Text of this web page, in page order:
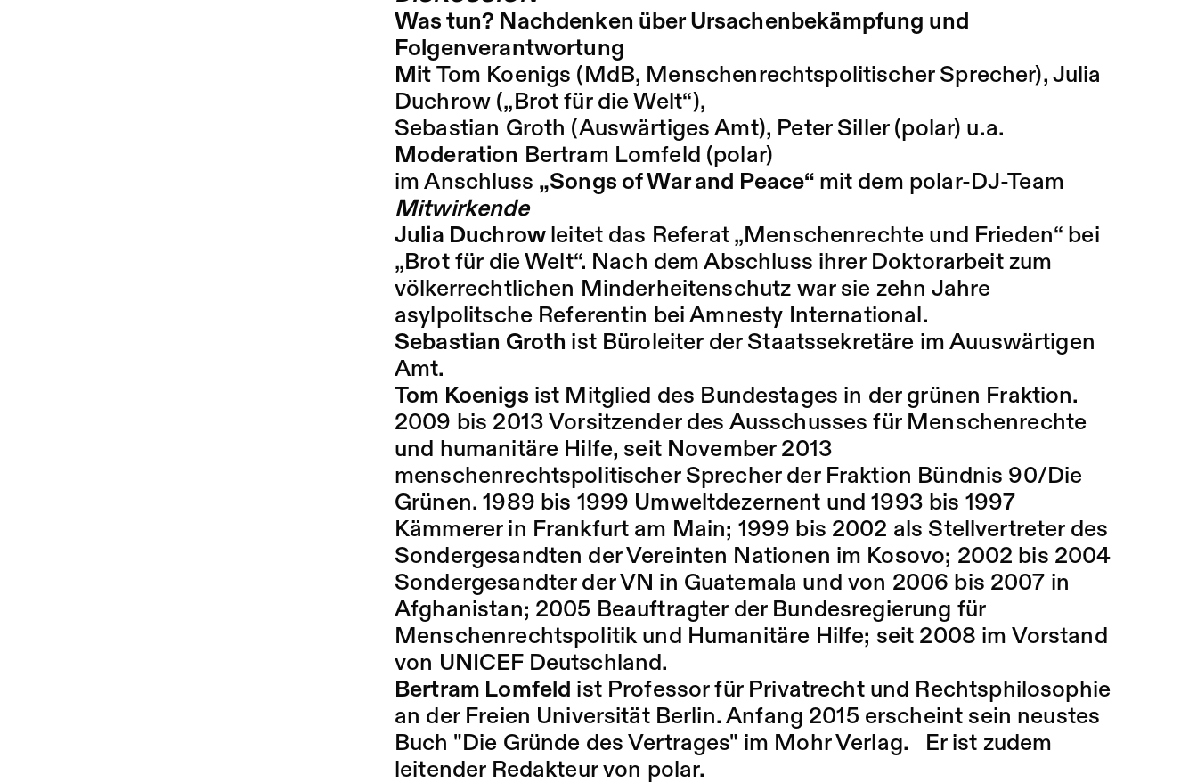
Was tun? Nachdenken über Ursachenbekämpfung und
Folgenverantwortung
Mit Tom Koenigs (MdB, Menschenrechtspolitischer Sprecher), Julia
Duchrow („Brot für die Welt“),
Sebastian Groth (Auswärtiges Amt), Peter Siller (polar) u.a.
Moderation Bertram Lomfeld (polar)
im Anschluss „Songs of War and Peace“ mit dem polar-DJ-Team
Mitwirkende
Julia Duchrow leitet das Referat „Menschenrechte und Frieden“ bei
„Brot für die Welt“. Nach dem Abschluss ihrer Doktorarbeit zum
völkerrechtlichen Minderheitenschutz war sie zehn Jahre
asylpolitsche Referentin bei Amnesty International.
Sebastian Groth ist Büroleiter der Staatssekretäre im Auuswärtigen
Amt.
Tom Koenigs ist Mitglied des Bundestages in der grünen Fraktion.
2009 bis 2013 Vorsitzender des Ausschusses für Menschenrechte
und humanitäre Hilfe, seit November 2013
menschenrechtspolitischer Sprecher der Fraktion Bündnis 90/Die
Grünen. 1989 bis 1999 Umweltdezernent und 1993 bis 1997
Kämmerer in Frankfurt am Main; 1999 bis 2002 als Stellvertreter des
Sondergesandten der Vereinten Nationen im Kosovo; 2002 bis 2004
Sondergesandter der VN in Guatemala und von 2006 bis 2007 in
Afghanistan; 2005 Beauftragter der Bundesregierung für
Menschenrechtspolitik und Humanitäre Hilfe; seit 2008 im Vorstand
von UNICEF Deutschland.
Bertram Lomfeld ist Professor für Privatrecht und Rechtsphilosophie
an der Freien Universität Berlin. Anfang 2015 erscheint sein neustes
Buch "Die Gründe des Vertrages" im Mohr Verlag. Er ist zudem
leitender Redakteur von polar.